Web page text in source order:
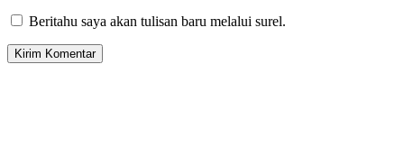
Beritahu saya akan tulisan baru melalui surel.